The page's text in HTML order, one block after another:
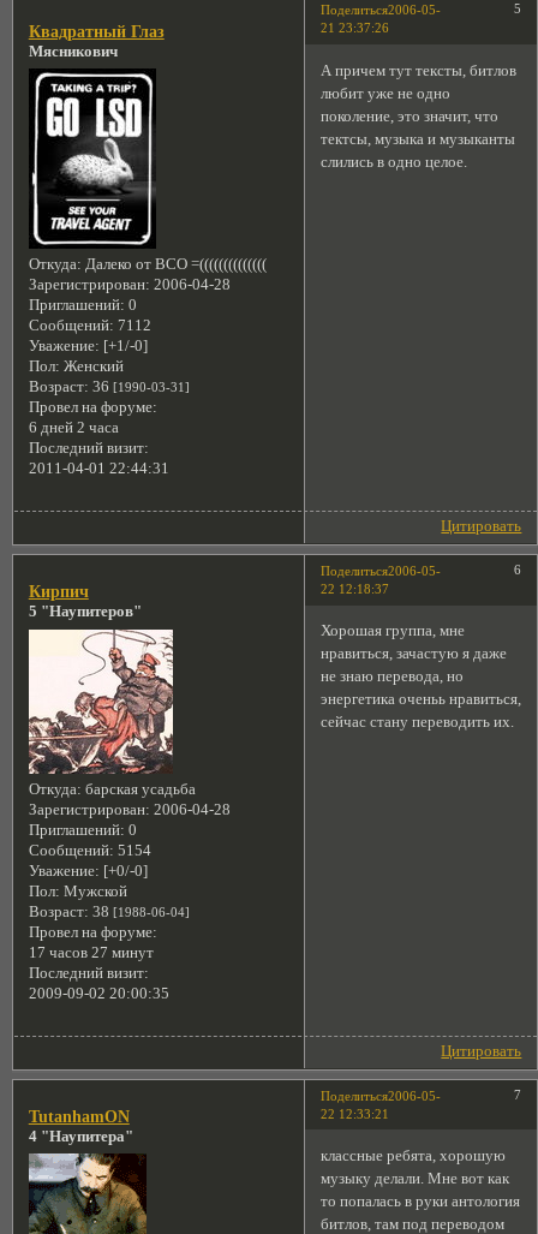
Поделиться 5
2006-05-
21 23:37:26
Квадратный Глаз
Мясникович
Откуда: Далеко от ВСО =((((((((((((((
Зарегистрирован: 2006-04-28
Приглашений: 0
Сообщений: 7112
Уважение: [+1/-0]
Пол: Женский
Возраст: 36 [1990-03-31]
Провел на форуме:
6 дней 2 часа
Последний визит:
2011-04-01 22:44:31
А причем тут тексты, битлов
любит уже не одно
поколение, это значит, что
тектсы, музыка и музыканты
слились в одно целое.
Цитировать
Поделиться 6
2006-05-
22 12:18:37
Кирпич
5 "Наупитеров"
Откуда: барская усадьба
Зарегистрирован: 2006-04-28
Приглашений: 0
Сообщений: 5154
Уважение: [+0/-0]
Пол: Мужской
Возраст: 38 [1988-06-04]
Провел на форуме:
17 часов 27 минут
Последний визит:
2009-09-02 20:00:35
Хорошая группа, мне
нравиться, зачастую я даже
не знаю перевода, но
энергетика оченьь нравиться,
сейчас стану переводить их.
Цитировать
Поделиться 7
2006-05-
22 12:33:21
TutanhamON
4 "Наупитера"
классные ребята, хорошую
музыку делали. Мне вот как
то попалась в руки антология
битлов, там под переводом